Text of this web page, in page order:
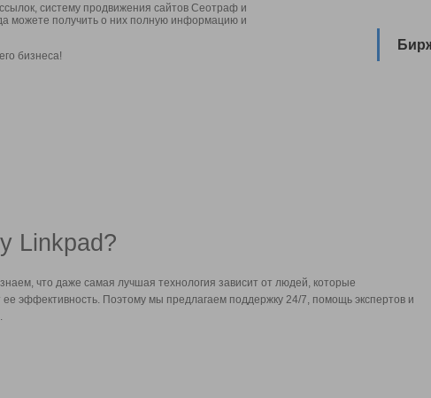
систему продвижения сайтов Сеотраф и
можете получить о них полную информацию и
бизнеса!
Linkpad?
что даже самая лучшая технология зависит от людей, которые
ее эффективность. Поэтому мы предлагаем поддержку 24/7, помощь экспертов и